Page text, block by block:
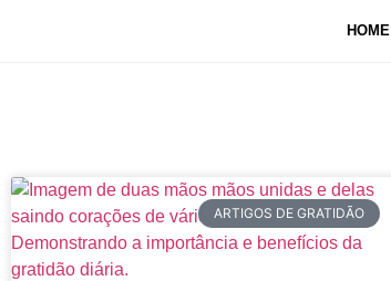
HOME
ARTIGOS DE GRATIDÃO